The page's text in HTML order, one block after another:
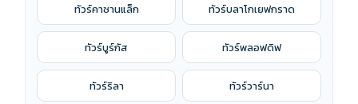
ทัวร์คาซานแล็ก ทัวร์บลาโกเยฟกราด
ทัวร์บูร์กัส ทัวร์พลอฟดิฟ
ทัวร์ริลา ทัวร์วาร์นา